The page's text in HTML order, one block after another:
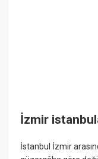
İzmir
İstanbul İzmir